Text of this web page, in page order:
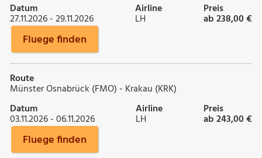
Datum
27.11.2026 - 29.11.2026
Airline
LH
Preis
ab 238,00 €
Fluege finden
Route
Münster Osnabrück (FMO) - Krakau (KRK)
Datum
03.11.2026 - 06.11.2026
Airline
LH
Preis
ab 243,00 €
Fluege finden